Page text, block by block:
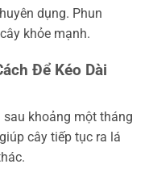
dụng. Phun
khỏe mạnh.
Để Kéo Dài
khoảng một tháng
cây tiếp tục ra lá